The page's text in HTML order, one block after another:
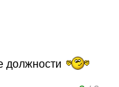
должности